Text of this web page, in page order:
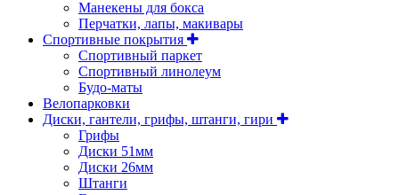
Манекены для бокса
Перчатки, лапы, макивары
Спортивные покрытия
Спортивный паркет
Спортивный линолеум
Будо-маты
Велопарковки
Диски, гантели, грифы, штанги, гири
Грифы
Диски 51мм
Диски 26мм
Штанги